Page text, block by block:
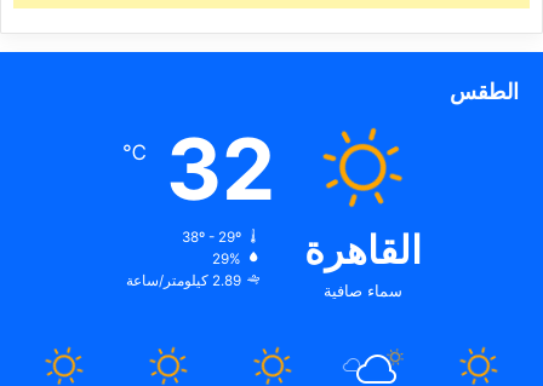
الطقس
القاهرة
سماء صافية
32
℃
38º - 29º
29%
2.89 كيلومتر/ساعة